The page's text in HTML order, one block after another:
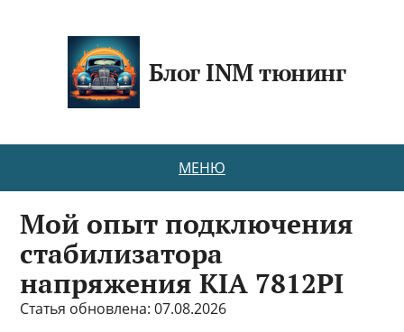
Блог INM тюнинг
МЕНЮ
Мой опыт подключения
стабилизатора
напряжения KIA 7812PI
Статья обновлена: 07.08.2026